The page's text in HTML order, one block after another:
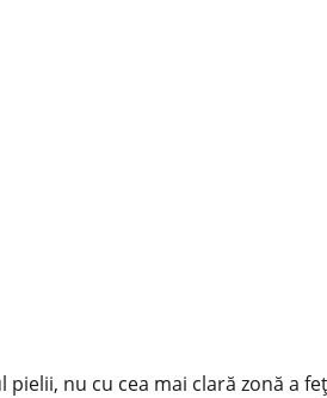
nu cu cea mai clară zonă a